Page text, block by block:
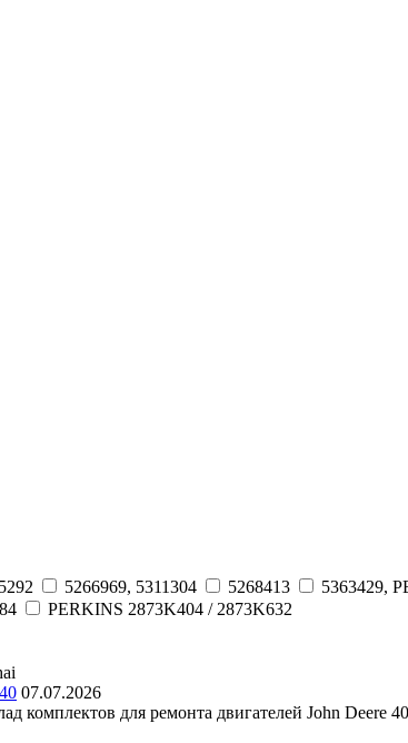
5266969, 5311304 5268413 5363429,
PERKINS 2873K404 / 2873K632
07.07.2026
комплектов для ремонта двигателей John Deere